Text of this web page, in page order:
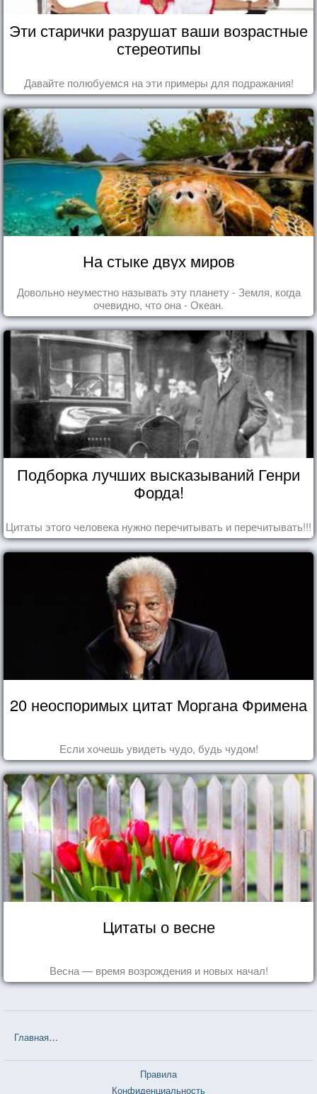
Эти старички разрушат ваши возрастные
стереотипы
Давайте полюбуемся на эти примеры для подражания!
На стыке двух миров
Довольно неуместно называть эту планету - Земля, когда
очевидно, что она - Океан.
Подборка лучших высказываний Генри
Форда!
Цитаты этого человека нужно перечитывать и перечитывать!!!
20 неоспоримых цитат Моргана Фримена
Если хочешь увидеть чудо, будь чудом!
Цитаты о весне
Весна — время возрождения и новых начал!
Главная
Правила
Конфиденциальность